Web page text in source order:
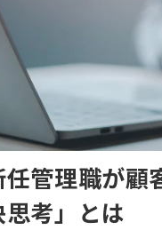
任管理職が顧
思考」とは